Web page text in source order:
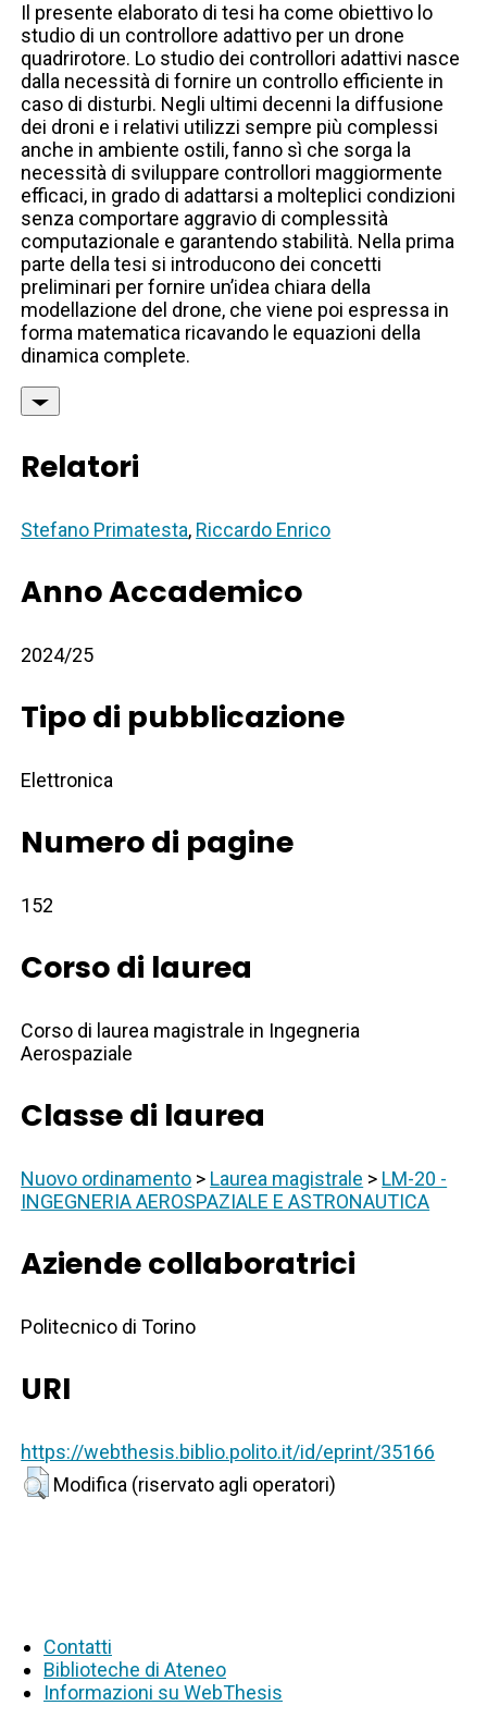
Il presente elaborato di tesi ha come obiettivo lo
studio di un controllore adattivo per un drone
quadrirotore. Lo studio dei controllori adattivi nasce
dalla necessità di fornire un controllo efficiente in
caso di disturbi. Negli ultimi decenni la diffusione
dei droni e i relativi utilizzi sempre più complessi
anche in ambiente ostili, fanno sì che sorga la
necessità di sviluppare controllori maggiormente
efficaci, in grado di adattarsi a molteplici condizioni
senza comportare aggravio di complessità
computazionale e garantendo stabilità. Nella prima
parte della tesi si introducono dei concetti
preliminari per fornire un’idea chiara della
modellazione del drone, che viene poi espressa in
forma matematica ricavando le equazioni della
dinamica complete.
Relatori
Stefano Primatesta, Riccardo Enrico
Anno Accademico
2024/25
Tipo di pubblicazione
Elettronica
Numero di pagine
152
Corso di laurea
Corso di laurea magistrale in Ingegneria
Aerospaziale
Classe di laurea
Nuovo ordinamento > Laurea magistrale > LM-20 -
INGEGNERIA AEROSPAZIALE E ASTRONAUTICA
Aziende collaboratrici
Politecnico di Torino
URI
https://webthesis.biblio.polito.it/id/eprint/35166
Modifica (riservato agli operatori)
Contatti
Biblioteche di Ateneo
Informazioni su WebThesis